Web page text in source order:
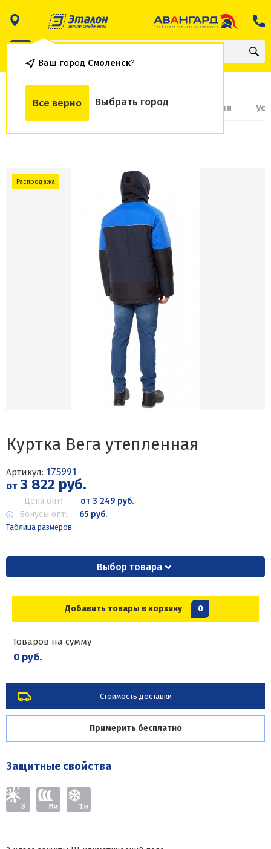
Ваш город Смоленск?
Все верно Выбрать город
О товаре Доставка и оплата Гарантия
Распродажа
Куртка Вега утепленная
Артикул: 175991
от3 822 руб.
Цена опт:
от 3 249 руб.
Бонусы опт:
65 руб.
Таблица размеров
Выбор товара
Добавить товары в корзину 0
Товаров на сумму
0 руб.
Стоимость доставки
Примерить бесплатно
Защитные свойства